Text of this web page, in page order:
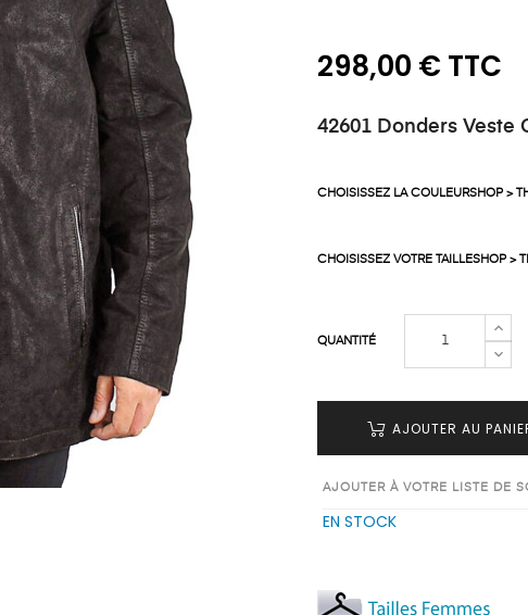
298,00 € TTC
42601 Donders Veste
CHOISISSEZ LA COULEURSHOP >
CHOISISSEZ VOTRE TAILLESHOP >
QUANTITÉ
AJOUTER AU
AJOUTER À VOTRE LISTE DE
EN STOCK